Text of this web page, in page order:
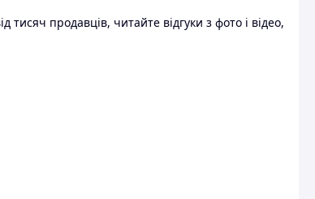
продавців, читайте відгуки з фото і відео,